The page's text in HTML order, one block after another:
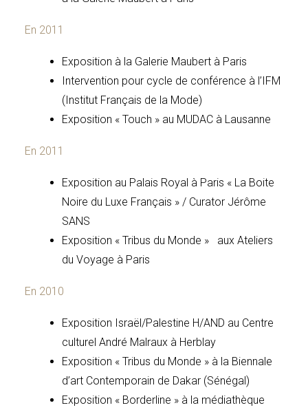
En 2011
Exposition à la Galerie Maubert à Paris
Intervention pour cycle de conférence à l’IFM
(Institut Français de la Mode)
Exposition « Touch » au MUDAC à Lausanne
En 2011
Exposition au Palais Royal à Paris « La Boite
Noire du Luxe Français » / Curator Jérôme
SANS
Exposition « Tribus du Monde » aux Ateliers
du Voyage à Paris
En 2010
Exposition Israël/Palestine H/AND au Centre
culturel André Malraux à Herblay
Exposition « Tribus du Monde » à la Biennale
d’art Contemporain de Dakar (Sénégal)
Exposition « Borderline » à la médiathèque